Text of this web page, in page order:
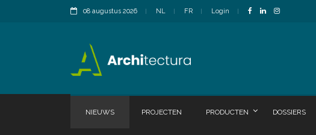
08 augustus 2026 NL FR Login
NIEUWS PROJECTEN PRODUCTEN DOSSIERS